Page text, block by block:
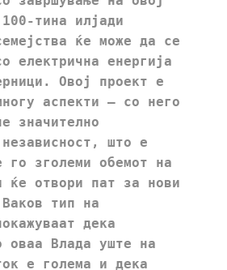
тина илјади
ќе може да се
електрична енергија
Овој проект е
аспекти – со него
значително
што е
го зголеми обемот на
ќе отвори пат за нови
тип на
дека
оваа Влада уште на
е голема и дека